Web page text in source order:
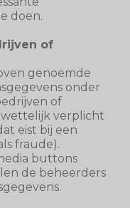
doen.
of
genoemde
onder
of
wettelijk verplicht
eist bij een
fraude).
buttons
de beheerders